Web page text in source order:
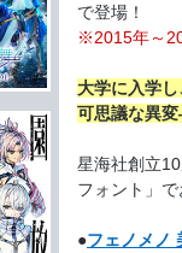
で登場！
※2015年～
大学に入学
可思議な異
星海社創立
フォント」で
●フェノメノ